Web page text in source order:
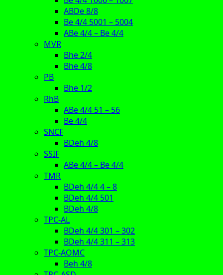
ABDe 8/8
Be 4/4 5001 – 5004
ABe 4/4 – Be 4/4
MVR
Bhe 2/4
Bhe 4/8
PB
Bhe 1/2
RhB
ABe 4/4 51 – 56
Be 4/4
SNCF
BDeh 4/8
SSIF
ABe 4/4 – Be 4/4
TMR
BDeh 4/4 4 – 8
BDeh 4/4 501
BDeh 4/8
TPC-AL
BDeh 4/4 301 – 302
BDeh 4/4 311 – 313
TPC-AOMC
Beh 4/8